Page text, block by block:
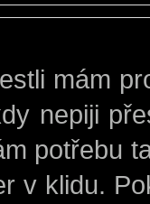
mám
nepiji
potřebu
v klidu.